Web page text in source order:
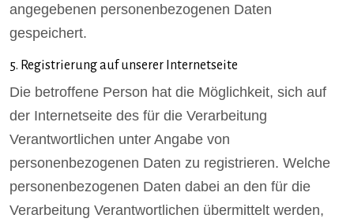
angegebenen personenbezogenen Daten
gespeichert.
5. Registrierung auf unserer Internetseite
Die betroffene Person hat die Möglichkeit, sich auf
der Internetseite des für die Verarbeitung
Verantwortlichen unter Angabe von
personenbezogenen Daten zu registrieren. Welche
personenbezogenen Daten dabei an den für die
Verarbeitung Verantwortlichen übermittelt werden,